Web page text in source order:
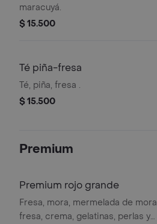
maracuyá.
$ 15.500
Té piña-fresa
Té, piña, fresa .
$ 15.500
Premium
Premium rojo grande
Fresa, mora, mermelada de mora
fresa, crema, gelatinas, perlas y